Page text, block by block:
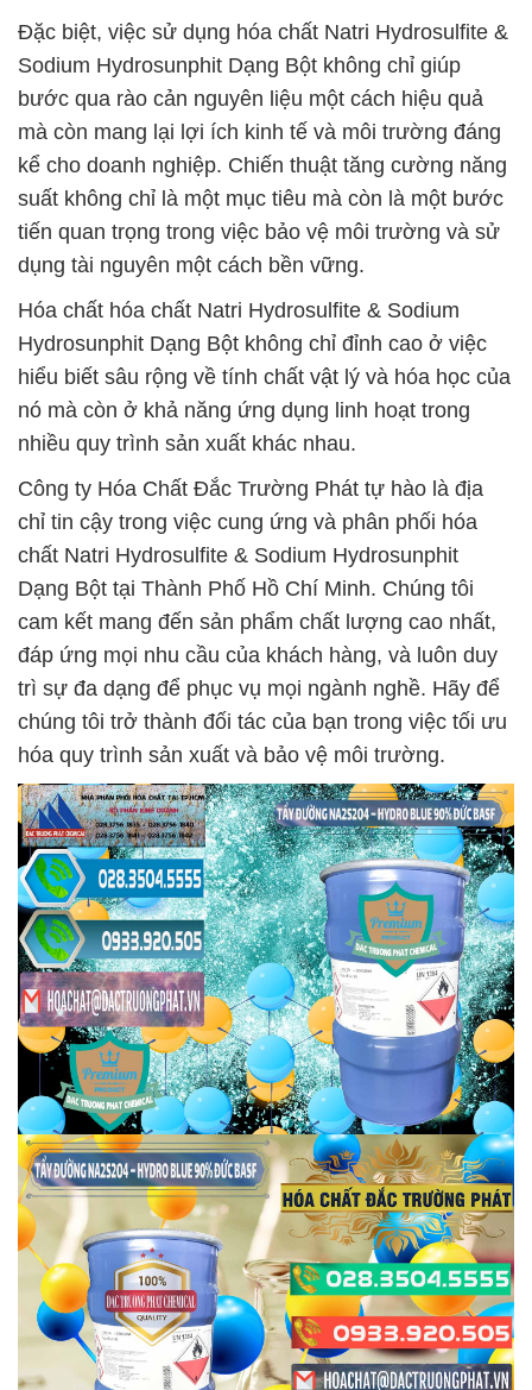
Đặc biệt, việc sử dụng hóa chất Natri Hydrosulfite &
Sodium Hydrosunphit Dạng Bột không chỉ giúp
bước qua rào cản nguyên liệu một cách hiệu quả
mà còn mang lại lợi ích kinh tế và môi trường đáng
kể cho doanh nghiệp. Chiến thuật tăng cường năng
suất không chỉ là một mục tiêu mà còn là một bước
tiến quan trọng trong việc bảo vệ môi trường và sử
dụng tài nguyên một cách bền vững.
Hóa chất hóa chất Natri Hydrosulfite & Sodium
Hydrosunphit Dạng Bột không chỉ đỉnh cao ở việc
hiểu biết sâu rộng về tính chất vật lý và hóa học của
nó mà còn ở khả năng ứng dụng linh hoạt trong
nhiều quy trình sản xuất khác nhau.
Công ty Hóa Chất Đắc Trường Phát tự hào là địa
chỉ tin cậy trong việc cung ứng và phân phối hóa
chất Natri Hydrosulfite & Sodium Hydrosunphit
Dạng Bột tại Thành Phố Hồ Chí Minh. Chúng tôi
cam kết mang đến sản phẩm chất lượng cao nhất,
đáp ứng mọi nhu cầu của khách hàng, và luôn duy
trì sự đa dạng để phục vụ mọi ngành nghề. Hãy để
chúng tôi trở thành đối tác của bạn trong việc tối ưu
hóa quy trình sản xuất và bảo vệ môi trường.